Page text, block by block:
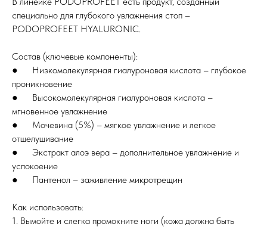
специально для глубокого увлажнения стоп –
PODOPROFEET HYALURONIC.
Состав (ключевые компоненты):
● Низкомолекулярная гиалуроновая кислота – глубокое
проникновение
● Высокомолекулярная гиалуроновая кислота –
мгновенное увлажнение
● Мочевина (5%) – мягкое увлажнение и легкое
отшелушивание
● Экстракт алоэ вера – дополнительное увлажнение и
успокоение
● Пантенол – заживление микротрещин
Как использовать:
1. Вымойте и слегка промокните ноги (кожа должна быть